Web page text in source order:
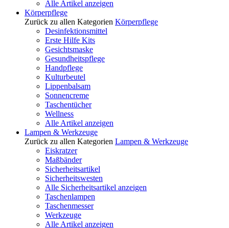
Alle Artikel anzeigen
Körperpflege
Zurück zu allen Kategorien Körperpflege
Desinfektionsmittel
Erste Hilfe Kits
Gesichtsmaske
Gesundheitspflege
Handpflege
Kulturbeutel
Lippenbalsam
Sonnencreme
Taschentücher
Wellness
Alle Artikel anzeigen
Lampen & Werkzeuge
Zurück zu allen Kategorien Lampen & Werkzeuge
Eiskratzer
Maßbänder
Sicherheitsartikel
Sicherheitswesten
Alle Sicherheitsartikel anzeigen
Taschenlampen
Taschenmesser
Werkzeuge
Alle Artikel anzeigen